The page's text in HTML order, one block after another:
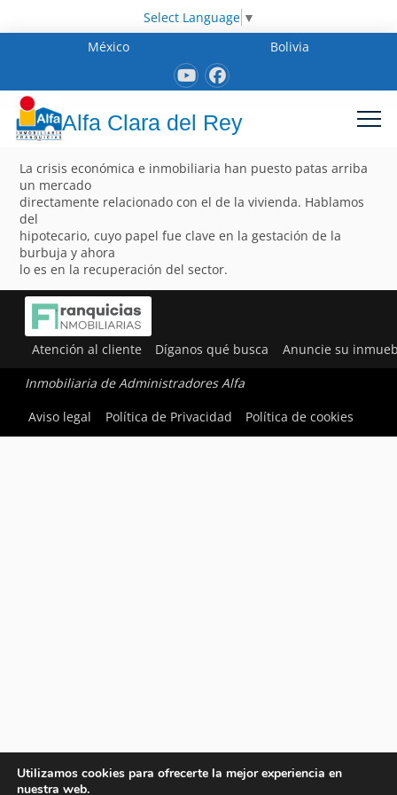
Select Language ▼
México
Bolivia
Alfa Clara del Rey
La crisis económica e inmobiliaria han puesto patas arriba
un mercado
directamente relacionado con el de la vivienda. Hablamos
del
hipotecario, cuyo papel fue clave en la gestación de la
burbuja y ahora
lo es en la recuperación del sector.
Atención al cliente Díganos qué busca Anuncie su
Inmobiliaria de Administradores Alfa
Aviso legal
Política de Privacidad Política de cookies
Utilizamos cookies para ofrecerte la mejor experiencia en
nuestra web.